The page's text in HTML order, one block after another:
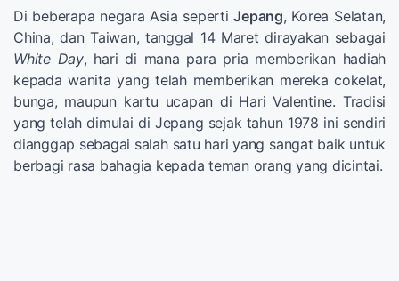
Di beberapa negara Asia sepertiJepang, Korea Selatan,
China, dan Taiwan, tanggal 14 Maret dirayakan sebagai
White Day, hari di mana para pria memberikan hadiah
kepada wanita yang telah memberikan mereka cokelat,
bunga, maupun kartu ucapan di Hari Valentine. Tradisi
yang telah dimulai di Jepang sejak tahun 1978 ini sendiri
dianggap sebagai salah satu hari yang sangat baik untuk
berbagi rasa bahagia kepada teman orang yang dicintai.